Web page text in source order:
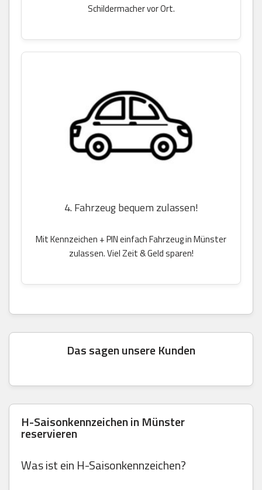
Schildermacher vor Ort.
4. Fahrzeug bequem zulassen!
Mit Kennzeichen + PIN einfach Fahrzeug in Münster
zulassen. Viel Zeit & Geld sparen!
Das sagen unsere Kunden
H-Saisonkennzeichen in Münster
reservieren
Was ist ein H-Saisonkennzeichen?